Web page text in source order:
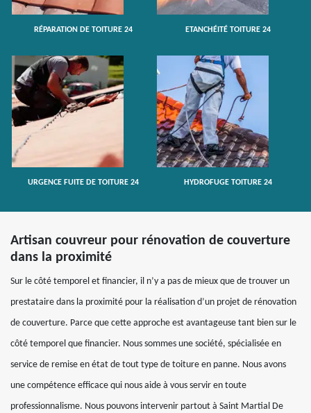
RÉPARATION DE TOITURE 24 ETANCHÉITÉ TOITURE 24
URGENCE FUITE DE TOITURE 24 HYDROFUGE TOITURE 24
Artisan couvreur pour rénovation de couverture
dans la proximité
Sur le côté temporel et financier, il n’y a pas de mieux que de trouver un
prestataire dans la proximité pour la réalisation d’un projet de rénovation
de couverture. Parce que cette approche est avantageuse tant bien sur le
côté temporel que financier. Nous sommes une société, spécialisée en
service de remise en état de tout type de toiture en panne. Nous avons
une compétence efficace qui nous aide à vous servir en toute
professionnalisme. Nous pouvons intervenir partout à Saint Martial De